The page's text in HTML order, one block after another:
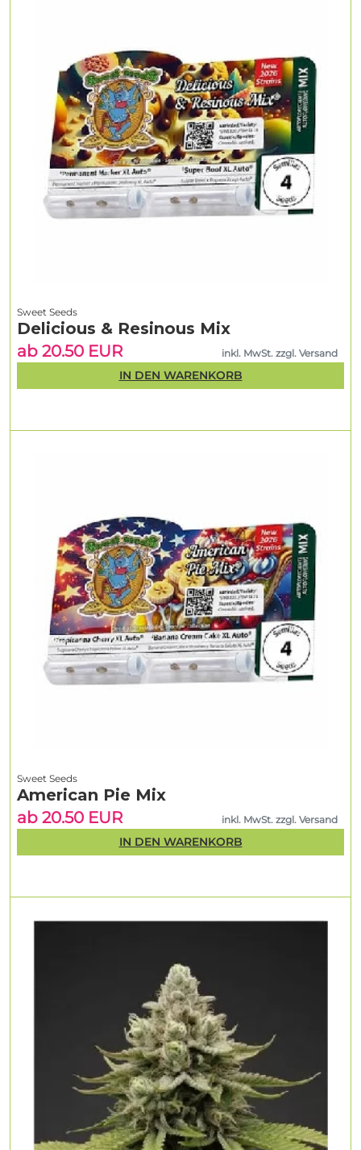
Sweet Seeds
American Pie Mix
ab 20.50 EUR
inkl. MwSt. zzgl. Versand
IN DEN WARENKORB
Sweet Seeds
Delicious & Resinous Mix
ab 20.50 EUR
inkl. MwSt. zzgl. Versand
IN DEN WARENKORB